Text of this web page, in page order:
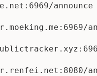
announce